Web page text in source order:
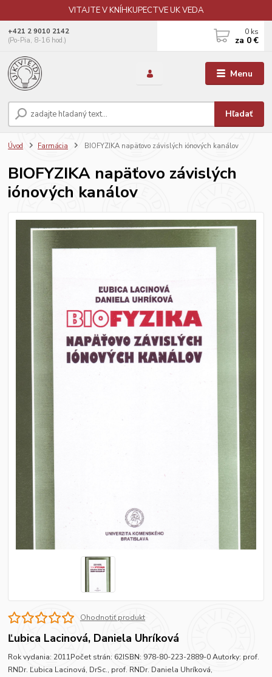
VITAJTE V KNÍHKUPECTVE UK VEDA
Menu
Hľadať
+421 2 9010 2142
(Po-Pia, 8-16 hod.)
0 ks
za 0 €
Úvod Farmácia BIOFYZIKA napäťovo závislých iónových kanálov
BIOFYZIKA napäťovo závislých
iónových kanálov
Ohodnotiť produkt
Ľubica Lacinová, Daniela Uhríková
Rok vydania: 2011Počet strán: 62ISBN: 978-80-223-2889-0 Autorky: prof.
RNDr. Ľubica Lacinová, DrSc., prof. RNDr. Daniela Uhríková,